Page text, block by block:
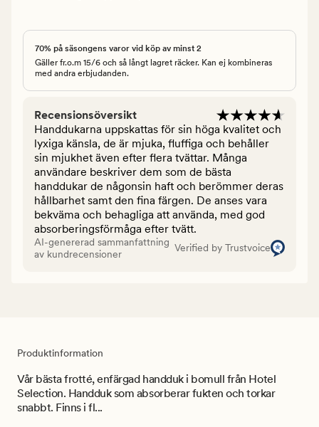
70% på säsongens varor vid köp av minst 2
Gäller fr.o.m 15/6 och så långt lagret räcker. Kan ej kombineras
med andra erbjudanden.
Recensionsöversikt
Handdukarna uppskattas för sin höga kvalitet och
lyxiga känsla, de är mjuka, fluffiga och behåller
sin mjukhet även efter flera tvättar. Många
användare beskriver dem som de bästa
handdukar de någonsin haft och berömmer deras
hållbarhet samt den fina färgen. De anses vara
bekväma och behagliga att använda, med god
absorberingsförmåga efter tvätt.
AI-genererad sammanfattning
av kundrecensioner
Verified by Trustvoice
Produktinformation
Vår bästa frotté, enfärgad handduk i bomull från Hotel
Selection. Handduk som absorberar fukten och torkar
snabbt. Finns i fl...